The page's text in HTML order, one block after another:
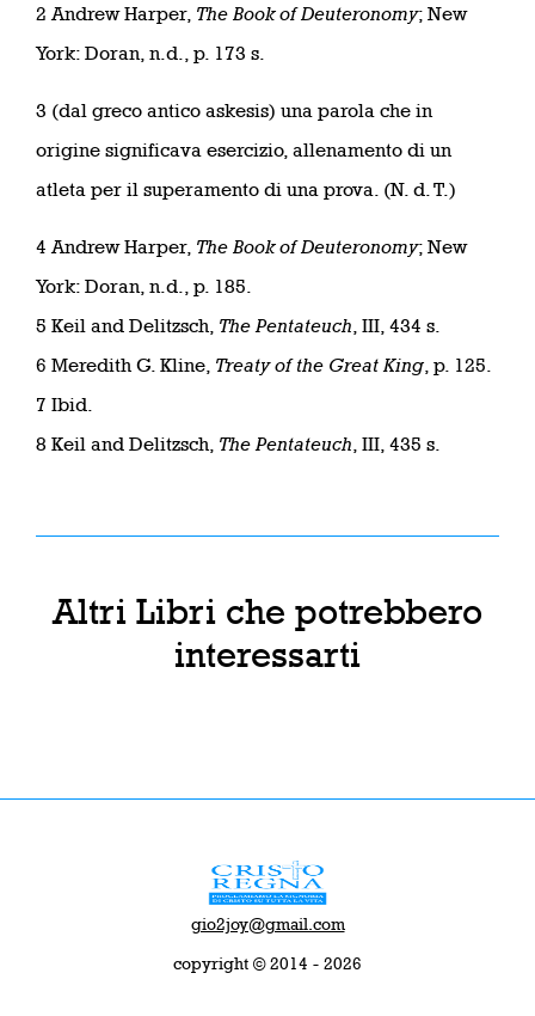
2 Andrew Harper, The Book of Deuteronomy; New
York: Doran, n.d., p. 173 s.
3 (dal greco antico askesis) una parola che in
origine significava esercizio, allenamento di un
atleta per il superamento di una prova. (N. d. T.)
4 Andrew Harper, The Book of Deuteronomy; New
York: Doran, n.d., p. 185.
5 Keil and Delitzsch, The Pentateuch , III, 434 s.
6 Meredith G. Kline, Treaty of the Great King , p. 125.
7 Ibid.
8 Keil and Delitzsch, The Pentateuch , III, 435 s.
Altri Libri che potrebbero
interessarti
gio2joy@gmail.com
copyright © 2014 - 2026